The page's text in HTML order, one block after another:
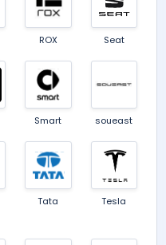
ROX Seat
Smart soueast
Tata Tesla